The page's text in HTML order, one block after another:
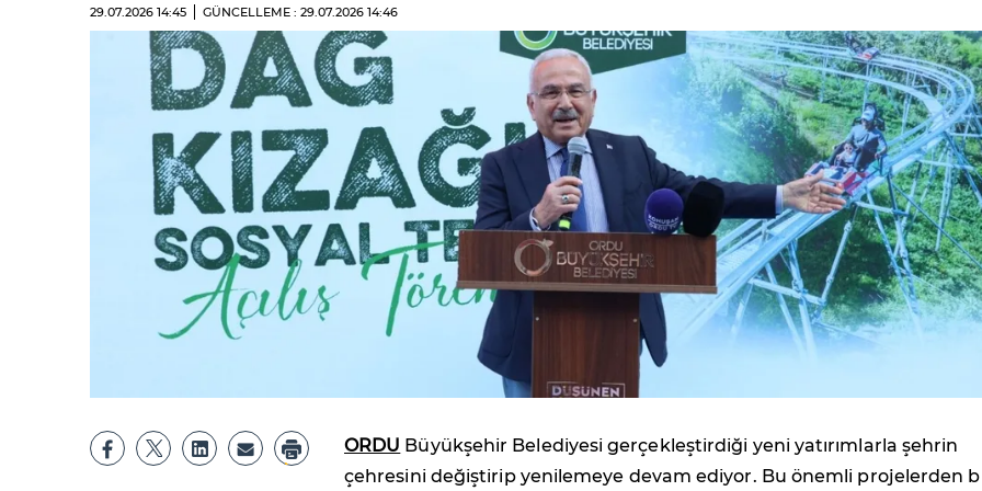
29.07.2026 14:45 GÜNCELLEME : 29.07.2026 14:46
ORDU Büyükşehir Belediyesi gerçekleştirdiği yeni yatırımlarla şehrin
çehresini değiştirip yenilemeye devam ediyor. Bu önemli projelerden